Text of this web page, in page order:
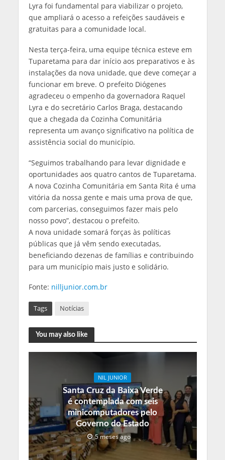
Lyra foi fundamental para viabilizar o projeto,
que ampliará o acesso a refeições saudáveis e
gratuitas para a comunidade local.
Nesta terça-feira, uma equipe técnica esteve em
Tuparetama para dar início aos preparativos e às
instalações da nova unidade, que deve começar a
funcionar em breve. O prefeito Diógenes
agradeceu o empenho da governadora Raquel
Lyra e do secretário Carlos Braga, destacando
que a chegada da Cozinha Comunitária
representa um avanço significativo na política de
assistência social do município.
“Seguimos trabalhando para levar dignidade e
oportunidades aos quatro cantos de Tuparetama.
A nova Cozinha Comunitária em Santa Rita é uma
vitória da nossa gente e mais uma prova de que,
com parcerias, conseguimos fazer mais pelo
nosso povo”, destacou o prefeito.
A nova unidade somará forças às políticas
públicas que já vêm sendo executadas,
beneficiando dezenas de famílias e contribuindo
para um município mais justo e solidário.
Fonte: nilljunior.com.br
Tags Notícias
You may also like
NIL JUNIOR
Santa Cruz da Baixa Verde
é contemplada com seis
minicomputadores pelo
Governo do Estado
5 meses ago